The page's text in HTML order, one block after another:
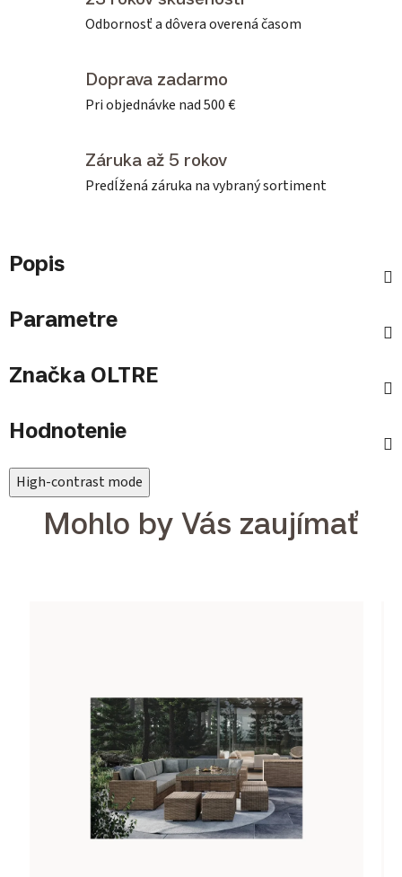
Odbornosť a dôvera overená časom
Doprava zadarmo
Pri objednávke nad 500 €
Záruka až 5 rokov
Predĺžená záruka na vybraný sortiment
Popis
Parametre
Značka OLTRE
Hodnotenie
High-contrast mode
Mohlo by Vás zaujímať